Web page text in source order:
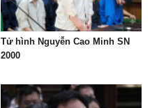
Tử hình Nguyễn Cao Minh SN
2000